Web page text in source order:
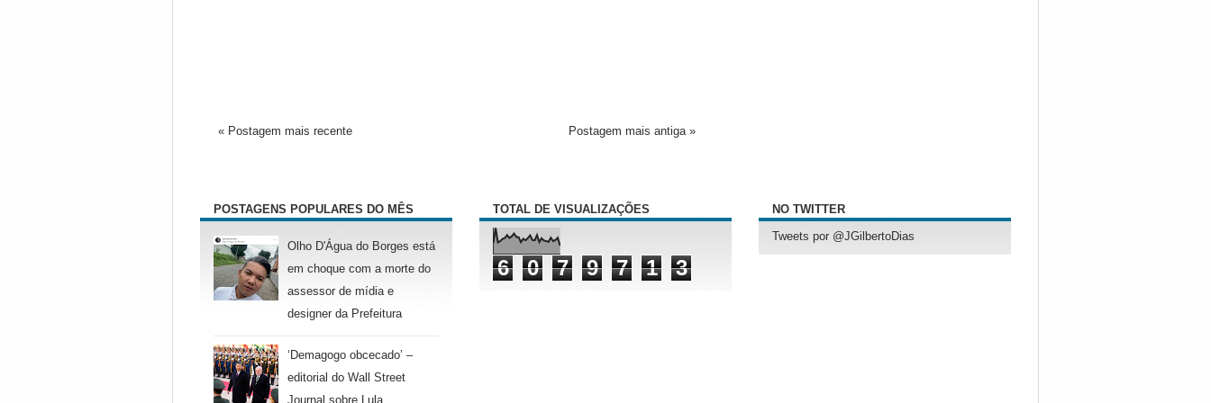
« Postagem mais recente Postagem mais antiga »
POSTAGENS POPULARES DO MÊS
Olho D'Água do Borges está
em choque com a morte do
assessor de mídia e
designer da Prefeitura
‘Demagogo obcecado’ –
editorial do Wall Street
Journal sobre Lula
TOTAL DE VISUALIZAÇÕES
6 0 7 9 7 1 3
NO TWITTER
Tweets por @JGilbertoDias